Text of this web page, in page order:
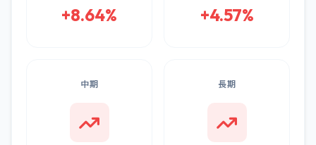
+8.64% +4.57%
中期 長期